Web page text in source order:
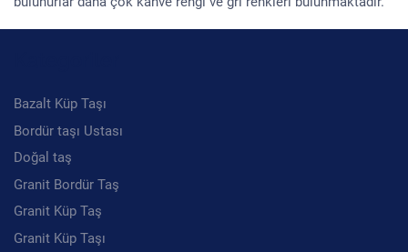
Bazalt Küp Taşı
Bordür taşı Ustası
Doğal taş
Granit Bordür Taş
Granit Küp Taş
Granit Küp Taşı